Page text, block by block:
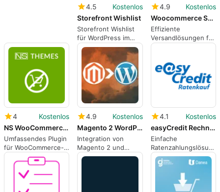
4.5
Kostenlos
Storefront Wishlist
Storefront Wishlist
für WordPress im
Überblick
4.9
Kostenlos
Woocommerce Shipping Details
Effiziente
Versandlösungen für
WooCommerce
4
Kostenlos
NS WooCommerce Catalog
Umfassendes Plugin
für WooCommerce-
Kataloge
4.9
Kostenlos
Magento 2 WordPress Integration
Integration von
Magento 2 und
WordPress
4.1
Kostenlos
easyCredit Rechnung amp Ratenkauf for wooCommerce
Einfache
Ratenzahlungslösung
für WooCommerce